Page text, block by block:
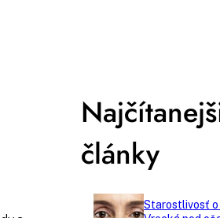
články
Starostlivosť